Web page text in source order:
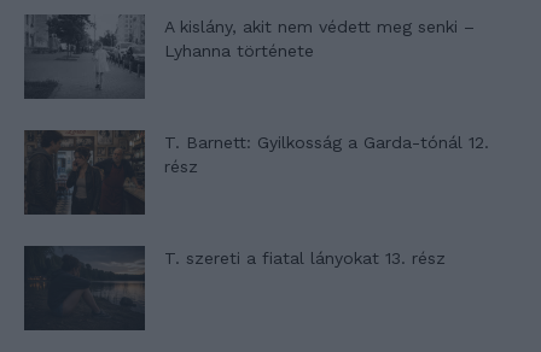
A kislány, akit nem védett meg senki –
Lyhanna története
T. Barnett: Gyilkosság a Garda-tónál 12.
rész
T. szereti a fiatal lányokat 13. rész